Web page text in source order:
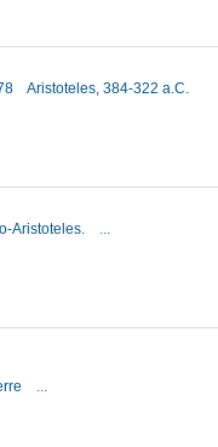
Aristoteles, 384-322 a.C.
Aristoteles.
...
...